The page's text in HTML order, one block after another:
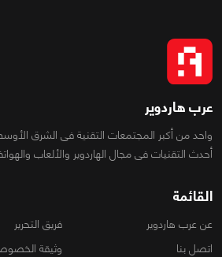
عرب هاردوير
واحد من أكبر المجتمعات التقنية فى الشرق
أحدث التقنيات فى مجال الهاردوير والألعاب
القائمة
عن عرب هاردوير
فريق التحرير
اتصل بنا
وثيقة